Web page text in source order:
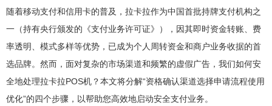
随着移动支付和信用卡的普及，拉卡拉作为中国首批持牌支付机构之
一（持有央行颁发的《支付业务许可证》），因其即时资金转账、费
率透明、模式多样等优势，已成为个人周转资金和商户业务收据的首
选品牌。然而，面对复杂的市场渠道和频繁的虚假广告，我们如何安
全地处理拉卡拉POS机？本文将分解“资格确认渠道选择申请流程使用
优化”的四个步骤，以帮助您高效地启动安全支付业务。